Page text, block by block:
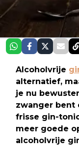
Alcoholvrije
alternatief,
je nu
zwanger bent
frisse gin-
meer goede
alcoholvrije